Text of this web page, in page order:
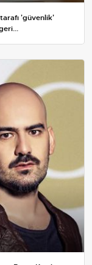
tarafı 'güvenlik'